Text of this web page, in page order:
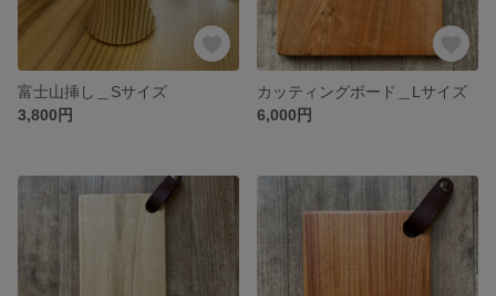
富士山挿し＿Sサイズ
3,800円
カッティングボード＿Lサイズ
6,000円